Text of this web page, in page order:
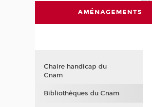
AMÉNAGEMENTS
Chaire handicap du
Cnam
Bibliothèques du Cnam